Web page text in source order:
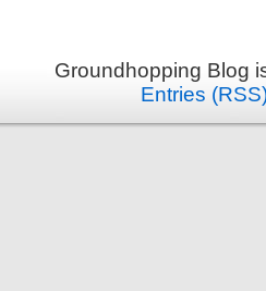
Groundhopping Blog
Entries